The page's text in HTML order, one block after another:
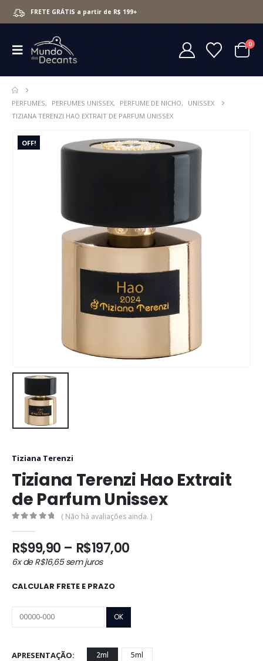
FRETE GRÁTIS a partir de R$ 199+
0
PERFUMES, PERFUMES UNISSEX, PERFUME DE NICHO,
UNISSEX
TIZIANA TERENZI HAO EXTRAIT DE PARFUM UNISSEX
OFF!
Tiziana Terenzi
Tiziana Terenzi Hao Extrait
de Parfum Unissex
( Não há avaliações ainda. )
R$99,90 – R$197,00
R$197,00
6x deR$16,65sem juros
CALCULAR FRETE E PRAZO
APRESENTAÇÃO 2ml 5ml